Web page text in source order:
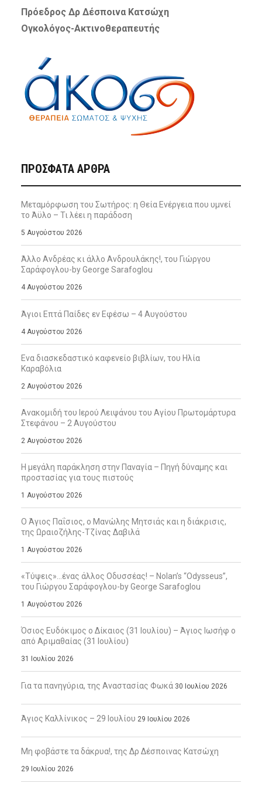
Πρόεδρος Δρ Δέσποινα Κατσώχη
Ογκολόγος-Ακτινοθεραπευτής
ΠΡΌΣΦΑΤΑ ΆΡΘΡΑ
Μεταμόρφωση του Σωτήρος: η Θεία Ενέργεια που υμνεί
το Άϋλο – Τι λέει η παράδοση
5 Αυγούστου 2026
Άλλο Ανδρέας κι άλλο Ανδρουλάκης!, του Γιώργου
Σαράφογλου-by George Sarafoglou
4 Αυγούστου 2026
Άγιοι Επτά Παίδες εν Εφέσω – 4 Αυγούστου
4 Αυγούστου 2026
Ενα διασκεδαστικό καφενείο βιβλίων, του Ηλία
Καραβόλια
2 Αυγούστου 2026
Ανακομιδή του Ιερού Λειψάνου του Αγίου Πρωτομάρτυρα
Στεφάνου – 2 Αυγούστου
2 Αυγούστου 2026
Η μεγάλη παράκληση στην Παναγία – Πηγή δύναμης και
προστασίας για τους πιστούς
1 Αυγούστου 2026
Ο Άγιος Παΐσιος, ο Μανώλης Μητσιάς και η διάκρισις,
της Ωραιοζήλης-Τζίνας Δαβιλά
1 Αυγούστου 2026
«Τύψεις»…ένας άλλος Οδυσσέας! – Nolan’s “Odysseus”,
του Γιώργου Σαράφογλου-by George Sarafoglou
1 Αυγούστου 2026
Όσιος Ευδόκιμος ο Δίκαιος (31 Ιουλίου) – Άγιος Ιωσήφ ο
από Αριμαθαίας (31 Ιουλίου)
31 Ιουλίου 2026
Για τα πανηγύρια, της Αναστασίας Φωκά 30 Ιουλίου 2026
Άγιος Καλλίνικος – 29 Ιουλίου 29 Ιουλίου 2026
Μη φοβάστε τα δάκρυα!, της Δρ Δέσποινας Κατσώχη
29 Ιουλίου 2026